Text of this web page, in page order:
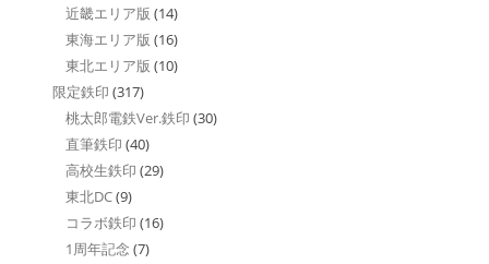
近畿エリア版 (14)
東海エリア版 (16)
東北エリア版 (10)
限定鉄印 (317)
桃太郎電鉄Ver.鉄印 (30)
直筆鉄印 (40)
高校生鉄印 (29)
東北DC(9)
コラボ鉄印 (16)
1周年記念 (7)